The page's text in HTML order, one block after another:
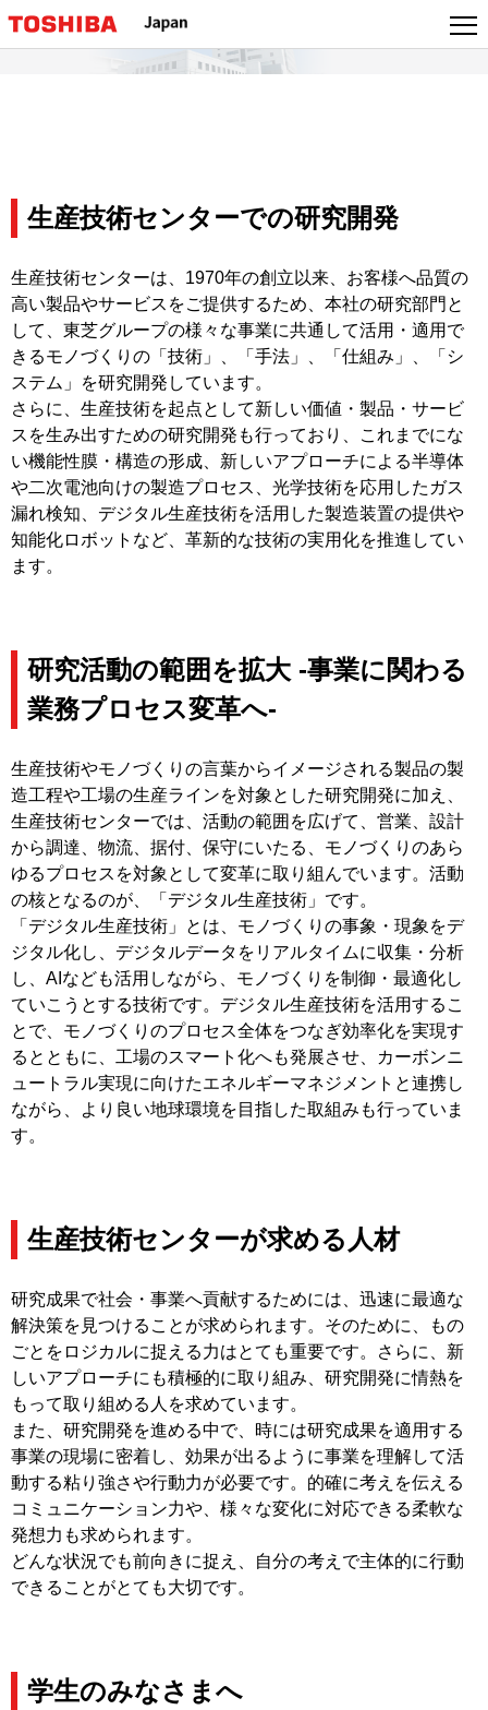
生産技術センターでの研究開発
生産技術センターは、1970年の創立以来、お客様へ品質の
高い製品やサービスをご提供するため、本社の研究部門と
して、東芝グループの様々な事業に共通して活用・適用で
きるモノづくりの「技術」、「手法」、「仕組み」、「シ
ステム」を研究開発しています。
さらに、生産技術を起点として新しい価値・製品・サービ
スを生み出すための研究開発も行っており、これまでにな
い機能性膜・構造の形成、新しいアプローチによる半導体
や二次電池向けの製造プロセス、光学技術を応用したガス
漏れ検知、デジタル生産技術を活用した製造装置の提供や
知能化ロボットなど、革新的な技術の実用化を推進してい
ます。
研究活動の範囲を拡大 -事業に関わる
業務プロセス変革へ-
生産技術やモノづくりの言葉からイメージされる製品の製
造工程や工場の生産ラインを対象とした研究開発に加え、
生産技術センターでは、活動の範囲を広げて、営業、設計
から調達、物流、据付、保守にいたる、モノづくりのあら
ゆるプロセスを対象として変革に取り組んでいます。活動
の核となるのが、「デジタル生産技術」です。
「デジタル生産技術」とは、モノづくりの事象・現象をデ
ジタル化し、デジタルデータをリアルタイムに収集・分析
し、AIなども活用しながら、モノづくりを制御・最適化し
ていこうとする技術です。デジタル生産技術を活用するこ
とで、モノづくりのプロセス全体をつなぎ効率化を実現す
るとともに、工場のスマート化へも発展させ、カーボンニ
ュートラル実現に向けたエネルギーマネジメントと連携し
ながら、より良い地球環境を目指した取組みも行っていま
す。
生産技術センターが求める人材
研究成果で社会・事業へ貢献するためには、迅速に最適な
解決策を見つけることが求められます。そのために、もの
ごとをロジカルに捉える力はとても重要です。さらに、新
しいアプローチにも積極的に取り組み、研究開発に情熱を
もって取り組める人を求めています。
また、研究開発を進める中で、時には研究成果を適用する
事業の現場に密着し、効果が出るように事業を理解して活
動する粘り強さや行動力が必要です。的確に考えを伝える
コミュニケーション力や、様々な変化に対応できる柔軟な
発想力も求められます。
どんな状況でも前向きに捉え、自分の考えで主体的に行動
できることがとても大切です。
学生のみなさまへ